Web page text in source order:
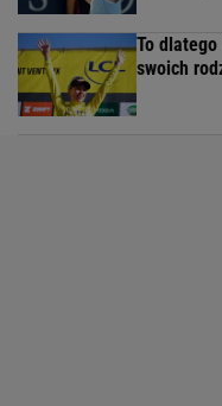
To
swoich